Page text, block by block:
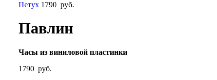
Петух 1790 руб.
Павлин
Часы из виниловой пластинки
1790 руб.